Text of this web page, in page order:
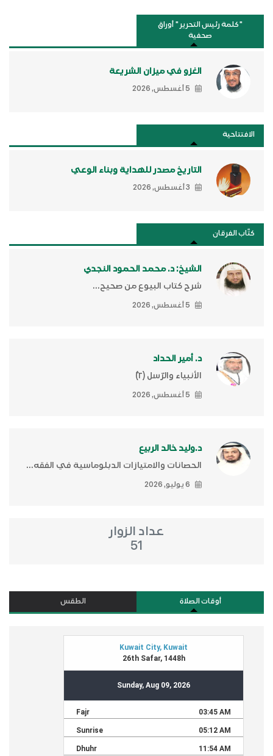
"كلمة رئيس التحرير " أوراق
صحفية
الغزو في ميزان الشريعة
5 أغسطس, 2026
الافتتاحية
التاريخ مصدر للهداية وبناء الوعي
3 أغسطس, 2026
كتَّاب الفرقان
الشيخ: د. محمد الحمود النجدي
شرح كتاب البيوع من صحيح...
5 أغسطس, 2026
د. أمير الحداد
الأنبياء والرّسل (٢)ّ
5 أغسطس, 2026
د.وليد خالد الربيع
الحصانات والامتيازات الدبلوماسية في الفقه...
6 يوليو, 2026
عداد الزوار
51
أوقات الصلاة الطقس